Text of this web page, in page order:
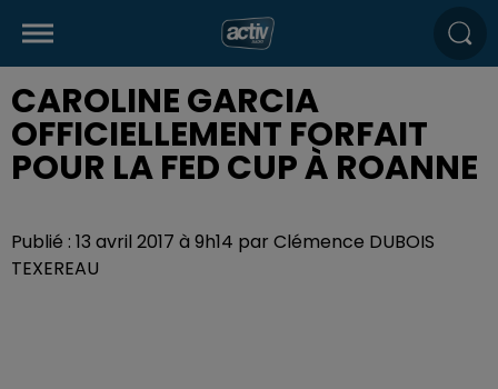
CAROLINE GARCIA
OFFICIELLEMENT FORFAIT
POUR LA FED CUP À ROANNE
Publié : 13 avril 2017 à 9h14 par Clémence DUBOIS
TEXEREAU